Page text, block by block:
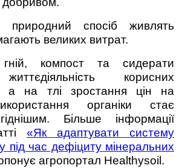
спосіб живлять
великих витрат.
компост та сидерати
корисних
а на тлі зростання цін на
органіки стає
Більше інформації
«Як адаптувати систему
під час дефіциту мінеральних
агропортал Healthysoil.